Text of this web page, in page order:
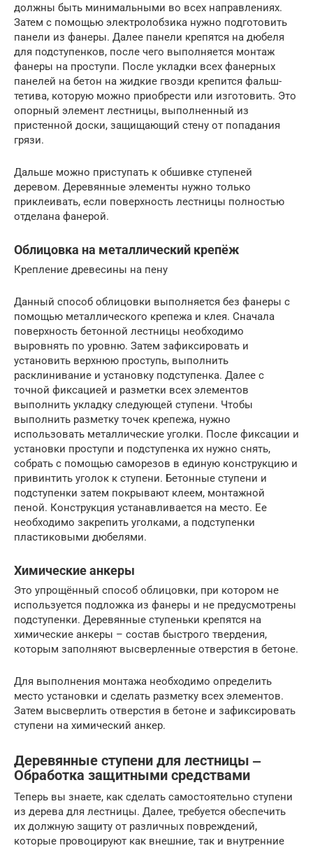
должны быть минимальными во всех направлениях.
Затем с помощью электролобзика нужно подготовить
панели из фанеры. Далее панели крепятся на дюбеля
для подступенков, после чего выполняется монтаж
фанеры на проступи. После укладки всех фанерных
панелей на бетон на жидкие гвозди крепится фальш-
тетива, которую можно приобрести или изготовить. Это
опорный элемент лестницы, выполненный из
пристенной доски, защищающий стену от попадания
грязи.
Дальше можно приступать к обшивке ступеней
деревом. Деревянные элементы нужно только
приклеивать, если поверхность лестницы полностью
отделана фанерой.
Облицовка на металлический крепёж
Крепление древесины на пену
Данный способ облицовки выполняется без фанеры с
помощью металлического крепежа и клея. Сначала
поверхность бетонной лестницы необходимо
выровнять по уровню. Затем зафиксировать и
установить верхнюю проступь, выполнить
расклинивание и установку подступенка. Далее с
точной фиксацией и разметки всех элементов
выполнить укладку следующей ступени. Чтобы
выполнить разметку точек крепежа, нужно
использовать металлические уголки. После фиксации и
установки проступи и подступенка их нужно снять,
собрать с помощью саморезов в единую конструкцию и
привинтить уголок к ступени. Бетонные ступени и
подступенки затем покрывают клеем, монтажной
пеной. Конструкция устанавливается на место. Ее
необходимо закрепить уголками, а подступенки
пластиковыми дюбелями.
Химические анкеры
Это упрощённый способ облицовки, при котором не
используется подложка из фанеры и не предусмотрены
подступенки. Деревянные ступеньки крепятся на
химические анкеры – состав быстрого твердения,
которым заполняют высверленные отверстия в бетоне.
Для выполнения монтажа необходимо определить
место установки и сделать разметку всех элементов.
Затем высверлить отверстия в бетоне и зафиксировать
ступени на химический анкер.
Деревянные ступени для лестницы ‒
Обработка защитными средствами
Теперь вы знаете, как сделать самостоятельно ступени
из дерева для лестницы. Далее, требуется обеспечить
их должную защиту от различных повреждений,
которые провоцируют как внешние, так и внутренние